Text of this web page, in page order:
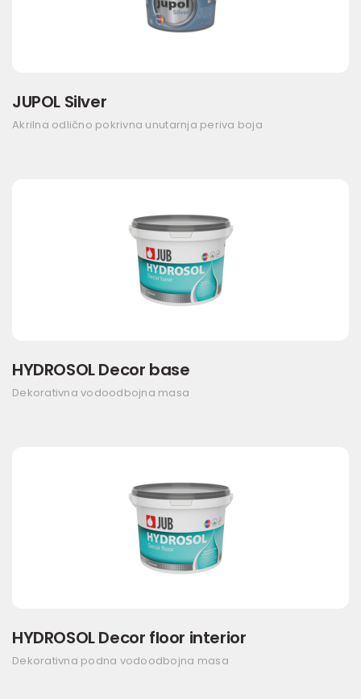
JUPOL Silver
Akrilna odlično pokrivna unutarnja periva boja
HYDROSOL Decor base
Dekorativna vodoodbojna masa
HYDROSOL Decor floor interior
Dekorativna podna vodoodbojna masa